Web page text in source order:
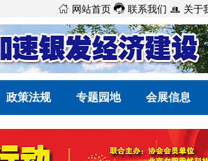
 网站首页  联系我们  关于
政策法规 专题园地 会展信息